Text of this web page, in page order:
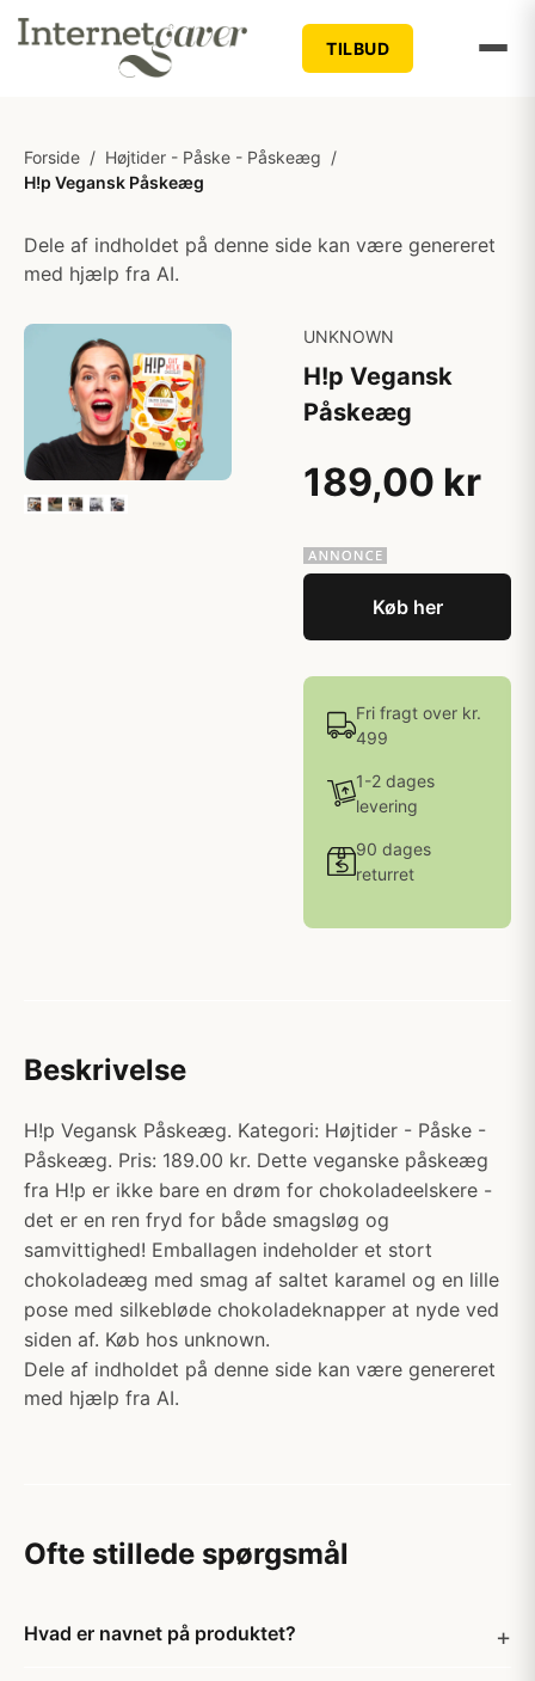
TILBUD
Forside / Højtider - Påske - Påskeæg /
H!p Vegansk Påskeæg
Dele af indholdet på denne side kan være genereret
med hjælp fra AI.
UNKNOWN
H!p Vegansk
Påskeæg
189,00 kr
Køb her
Fri fragt over kr.
499
1-2 dages
levering
90 dages
returret
Beskrivelse
H!p Vegansk Påskeæg. Kategori: Højtider - Påske -
Påskeæg. Pris: 189.00 kr. Dette veganske påskeæg
fra H!p er ikke bare en drøm for chokoladeelskere -
det er en ren fryd for både smagsløg og
samvittighed! Emballagen indeholder et stort
chokoladeæg med smag af saltet karamel og en lille
pose med silkebløde chokoladeknapper at nyde ved
siden af. Køb hos unknown.
Dele af indholdet på denne side kan være genereret
med hjælp fra AI.
Ofte stillede spørgsmål
Hvad er navnet på produktet?